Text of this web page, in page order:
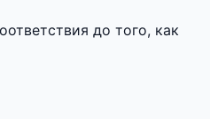
до того, как